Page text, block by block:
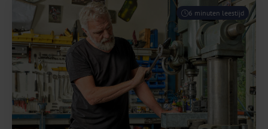
6 minuten leestijd